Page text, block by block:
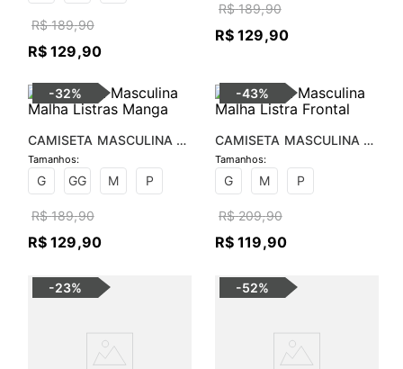
R$ 189,90
R$ 129,90
R$ 189,90
R$ 129,90
-32%
CAMISETA MASCULINA
MALHA LISTRAS MANGA
G
GG M P
R$ 189,90
R$ 129,90
-43%
CAMISETA MASCULINA
MALHA LISTRA FRONTAL
G
M P
R$ 209,90
R$ 119,90
-23% -52%